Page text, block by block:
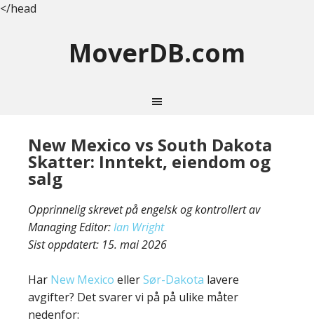
</head
MoverDB.com
New Mexico vs South Dakota
Skatter: Inntekt, eiendom og
salg
Opprinnelig skrevet på engelsk og kontrollert av
Managing Editor:Ian Wright
Sist oppdatert: 15. mai 2026
Har New Mexico ellerSør-Dakota lavere
avgifter? Det svarer vi på på ulike måter
nedenfor: